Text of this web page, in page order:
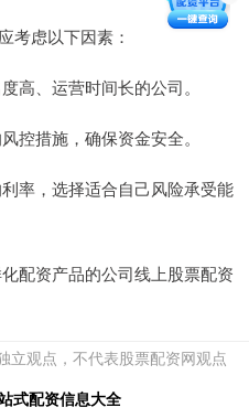
考虑以下因素：
高、运营时间长的公司。
控措施，确保资金安全。
率，选择适合自己风险承受能
配资产品的公司线上股票配资
立观点，不代表股票配资网观点
式配资信息大全